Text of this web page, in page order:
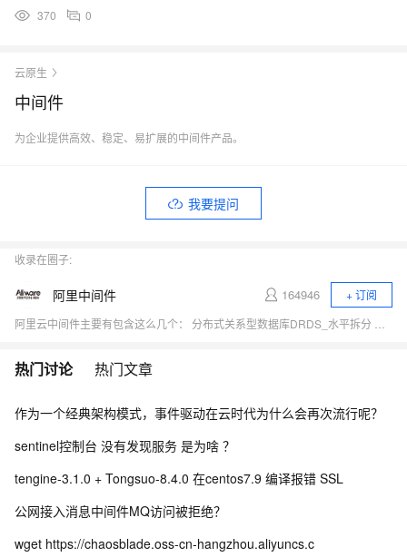
370 0
云原生
中间件
为企业提供高效、稳定、易扩展的中间件产品。
我要提问
收录在圈子:
阿里中间件 164946
+ 订阅
热门讨论 热门文章
作为一个经典架构模式，事件驱动在云时代为什么会再次流行呢？
sentinel控制台 没有发现服务 是为啥 ？
tengine-3.1.0 + Tongsuo-8.4.0 在centos7.9 编译报错 SSL
公网接入消息中间件MQ访问被拒绝？
wget https://chaosblade.oss-cn-hangzhou.aliyuncs.c